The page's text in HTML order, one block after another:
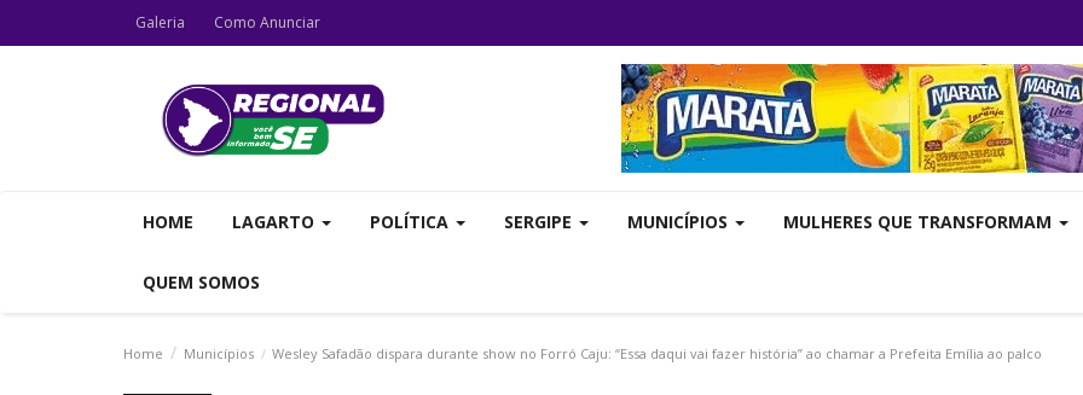
Galeria Como Anunciar
HOME LAGARTO POLÍTICA SERGIPE MUNICÍPIOS MULHERES QUE TRANSFORMAM
QUEM SOMOS
Home Municípios Wesley Safadão dispara durante show no Forró Caju: “Essa daqui vai fazer história” ao chamar a Prefeita Emília ao palco